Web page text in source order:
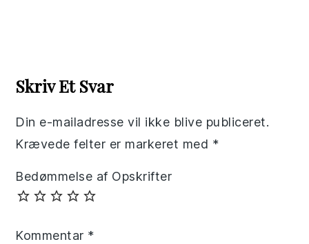
Interactions
Skriv Et Svar
Din e-mailadresse vil ikke blive publiceret.
Krævede felter er markeret med *
Bedømmelse af Opskrifter
Kommentar *